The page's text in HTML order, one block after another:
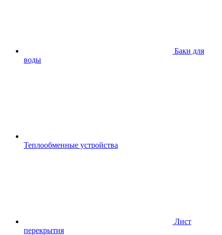
Баки для
воды
Теплообменные устройства
Лист
перекрытия